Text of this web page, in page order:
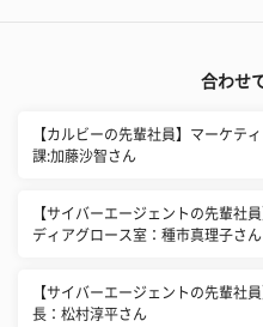
合わせ
【カルビーの先輩社員】マーケテ
課:加藤沙智さん
【サイバーエージェントの先輩社
ディアグロース室：種市真理子さん
【サイバーエージェントの先輩社
長：松村淳平さん